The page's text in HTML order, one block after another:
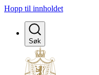
Hopp til innholdet
Søk